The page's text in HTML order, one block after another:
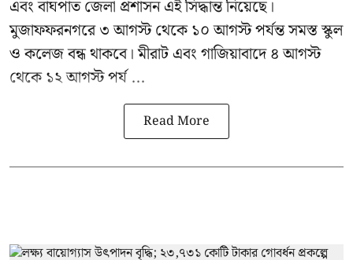
এবং বাঘপাত জেলা প্রশাসন এই সিদ্ধান্ত নিয়েছে।
মুজাফফরনগরে ৩ আগস্ট থেকে ১০ আগস্ট পর্যন্ত সমস্ত স্কুল
ও কলেজ বন্ধ থাকবে। মীরাট এবং গাজিয়াবাদে ৪ আগস্ট
থেকে ১২ আগস্ট পর্য ...
Read More